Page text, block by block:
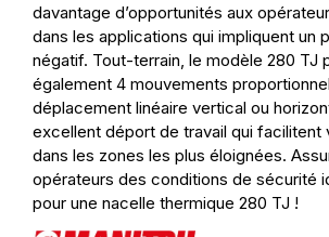
davantage d’opportunités aux
dans les applications qui impliquent un
négatif. Tout-terrain, le modèle 280 TJ
également 4 mouvements
déplacement linéaire vertical ou
excellent déport de travail qui facilitent
dans les zones les plus éloignées.
opérateurs des conditions de sécurité
pour une nacelle thermique 280 TJ !